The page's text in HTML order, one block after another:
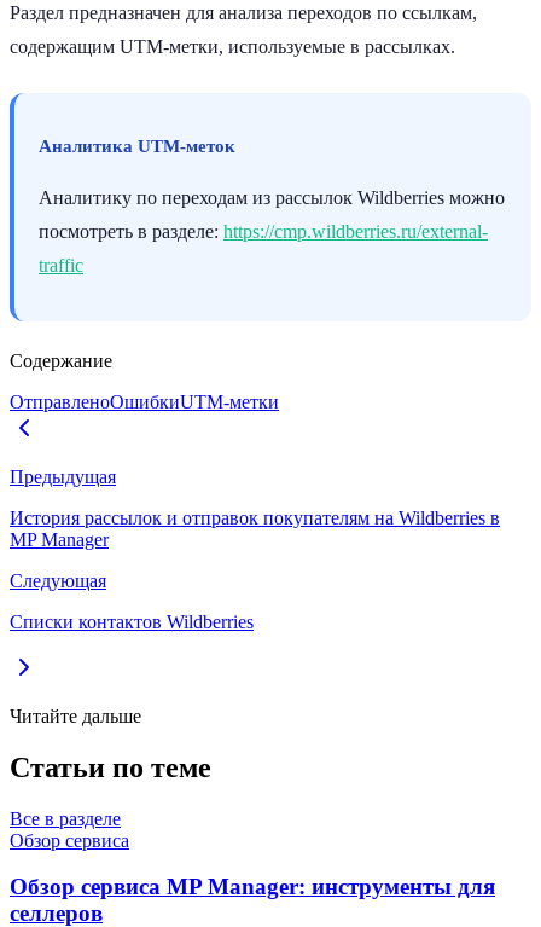
Раздел предназначен для анализа переходов по ссылкам,
содержащим UTM-метки, используемые в рассылках.
Аналитика UTM-меток
Аналитику по переходам из рассылок Wildberries можно
посмотреть в разделе: https://cmp.wildberries.ru/external-
traffic
Содержание
ОтправленоОшибкиUTM-метки
Предыдущая
История рассылок и отправок покупателям на Wildberries в
MP Manager
Следующая
Списки контактов Wildberries
Читайте дальше
Статьи по теме
Все в разделе
Обзор сервиса
Обзор сервиса MP Manager: инструменты для
селлеров